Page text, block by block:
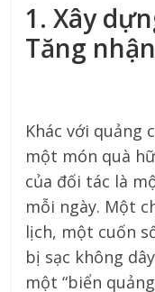
1. Xây
Tăng
Khác với quảng
một món quà
của đối tác là
mỗi ngày. Một
lịch, một cuốn
bị sạc không
một “biển